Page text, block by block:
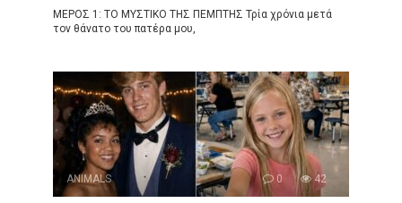
ΜΕΡΟΣ 1: ΤΟ ΜΥΣΤΙΚΟ ΤΗΣ ΠΕΜΠΤΗΣ Τρία χρόνια μετά
τον θάνατο του πατέρα μου,
ANIMALS 0 42